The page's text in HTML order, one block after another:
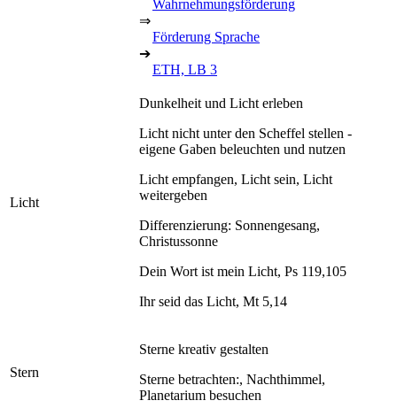
Wahrnehmungsförderung
⇒
Förderung Sprache
➔
ETH, LB 3
Licht
Dunkelheit und Licht erleben
Licht nicht unter den Scheffel stellen -
eigene Gaben beleuchten und nutzen
Licht empfangen, Licht sein, Licht
weitergeben
Differenzierung: Sonnengesang,
Christussonne
Dein Wort ist mein Licht, Ps 119,105
Ihr seid das Licht, Mt 5,14
Stern
Sterne kreativ gestalten
Sterne betrachten:, Nachthimmel,
Planetarium besuchen